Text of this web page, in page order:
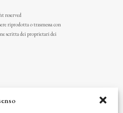
reserved
riprodotta o trasmessa con
scritta dei proprietari dei